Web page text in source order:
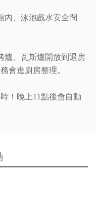
內、泳池戲水安全問
爐、瓦斯爐開放到退房
會進廚房整理。
！晚上11點後會自動